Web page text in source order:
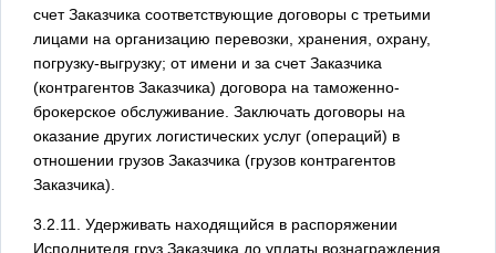
счет Заказчика соответствующие договоры с третьими
лицами на организацию перевозки, хранения, охрану,
погрузку-выгрузку; от имени и за счет Заказчика
(контрагентов Заказчика) договора на таможенно-
брокерское обслуживание. Заключать договоры на
оказание других логистических услуг (операций) в
отношении грузов Заказчика (грузов контрагентов
Заказчика).
3.2.11. Удерживать находящийся в распоряжении
Исполнителя груз Заказчика до уплаты вознаграждения